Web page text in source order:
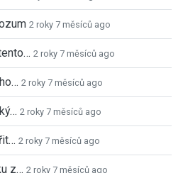
2 roky 7 měsíců ago
2 roky 7 měsíců ago
2 roky 7 měsíců ago
2 roky 7 měsíců ago
2 roky 7 měsíců ago
z… 2 roky 7 měsíců ago